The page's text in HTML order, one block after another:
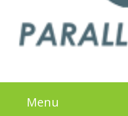
Menu